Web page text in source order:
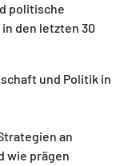
politische
den letzten 30
und Politik in
an
wie prägen